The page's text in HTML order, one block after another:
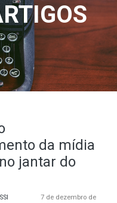
da mídia
jantar do
7 de dezembro de